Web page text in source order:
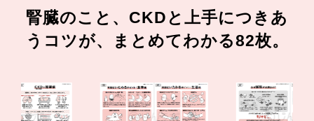
腎臓のこと、CKDと上手につきあ
うコツが、まとめてわかる82枚。